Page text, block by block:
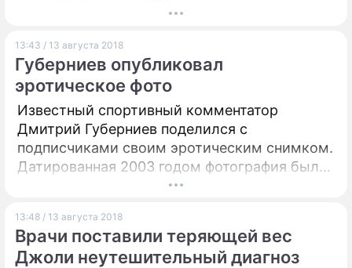
13:43 / 13 августа 2018
Губерниев опубликовал
эротическое фото
Известный спортивный комментатор
Дмитрий Губерниев поделился с
подписчиками своим эротическим снимком.
Датированная 2003 годом фотография была
сделана к открытию телеканала "Спорт".
13:48 / 13 августа 2018
Врачи поставили теряющей вес
Джоли неутешительный диагноз